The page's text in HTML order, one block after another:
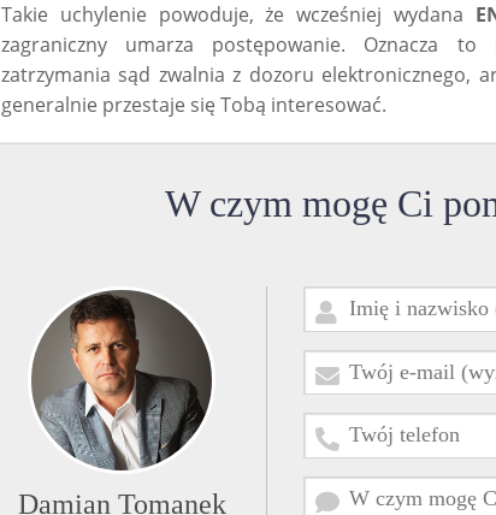
Takie uchylenie powoduje, że wcześniej wydana
zagraniczny umarza postępowanie. Oznacza
zatrzymania sąd zwalnia z dozoru elektronicznego,
generalnie przestaje się Tobą interesować.
W czym mogę Ci
Damian Tomanek